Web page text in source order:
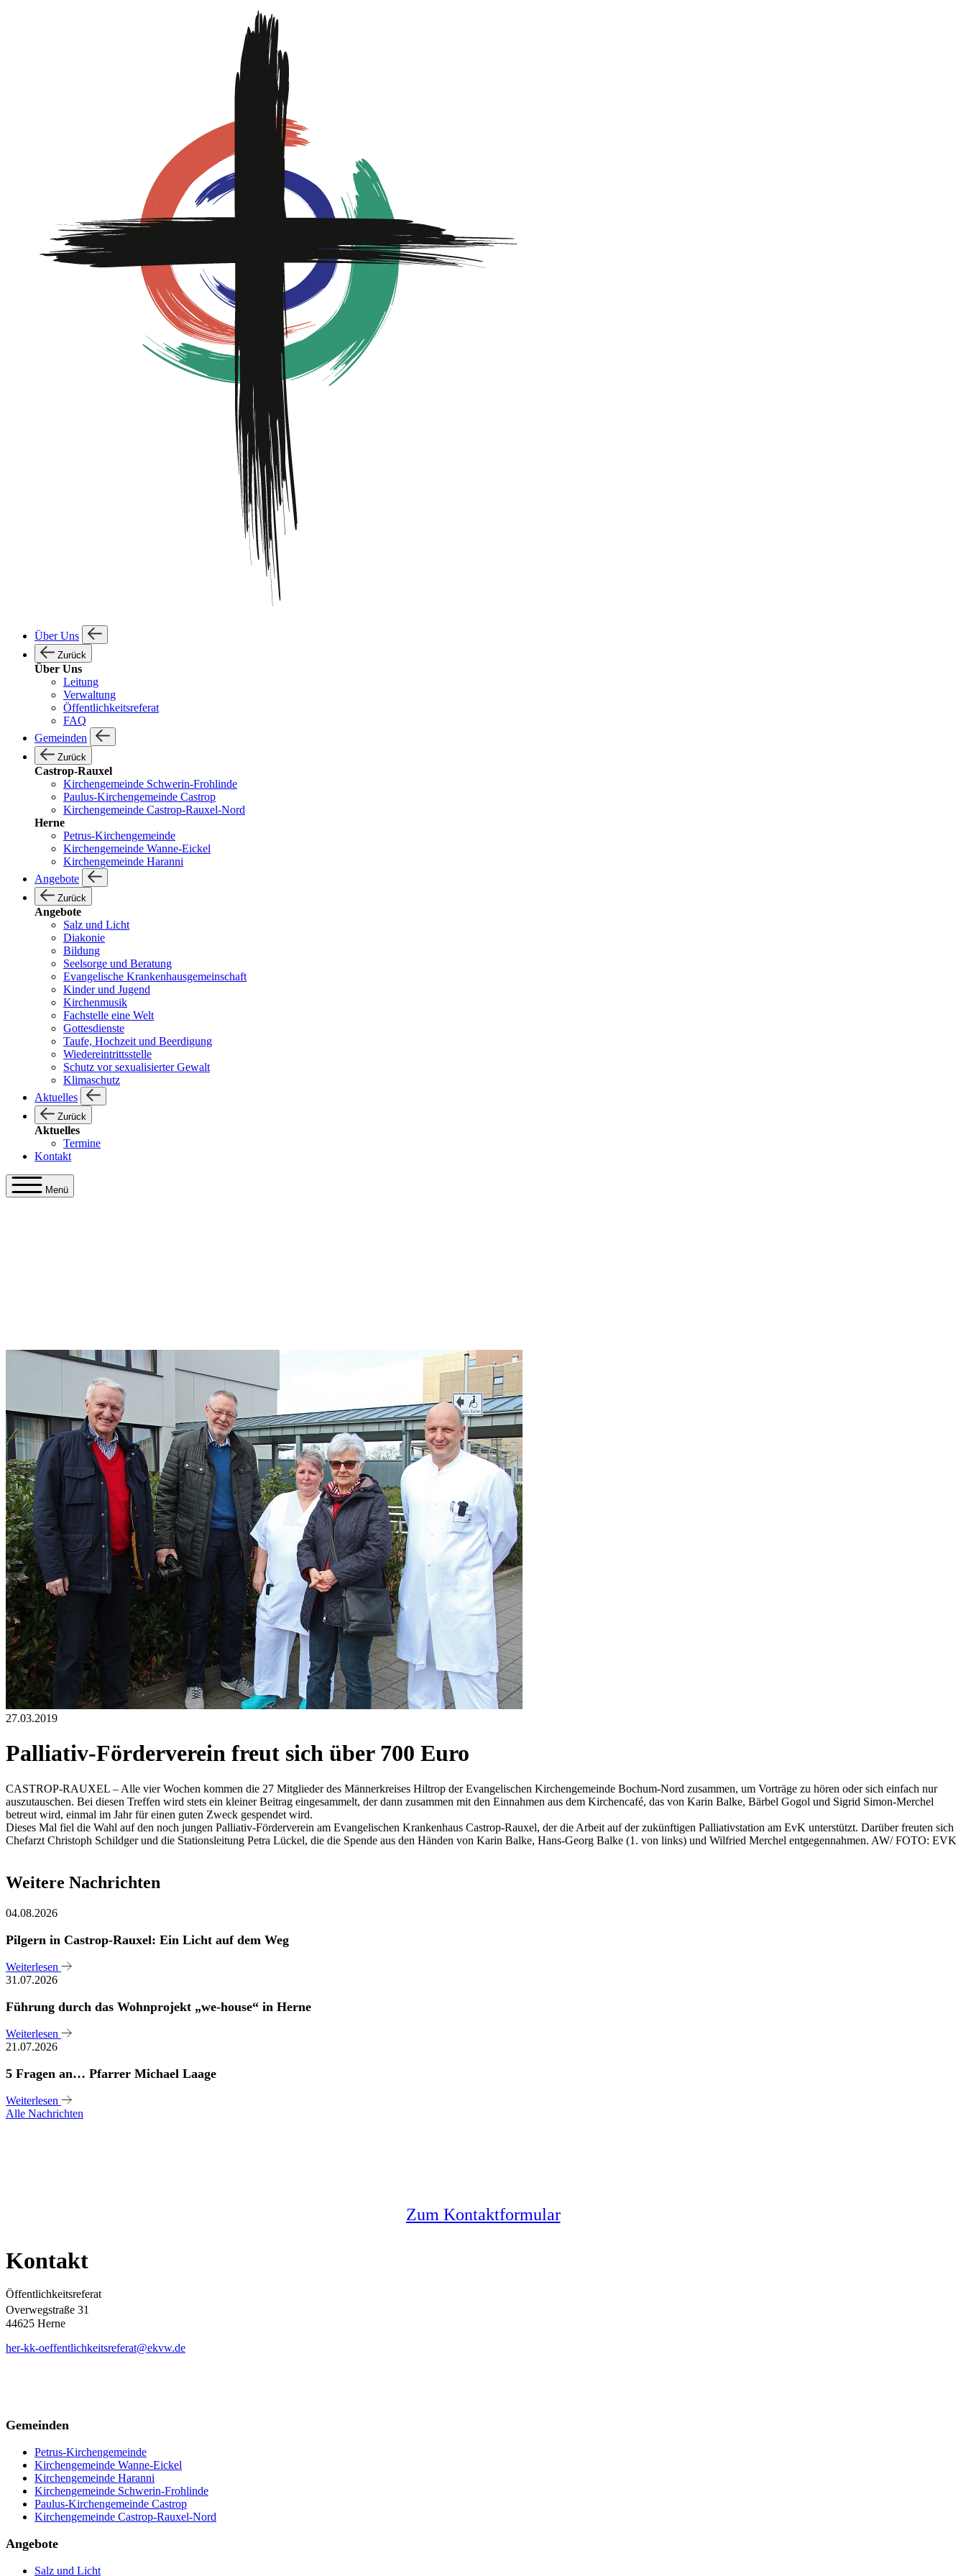
Über Uns
Zurück
Über Uns
Leitung
Verwaltung
Öffentlichkeitsreferat
FAQ
Gemeinden
Zurück
Castrop-Rauxel
Kirchengemeinde Schwerin-Frohlinde
Paulus-Kirchengemeinde Castrop
Kirchengemeinde Castrop-Rauxel-Nord
Herne
Petrus-Kirchengemeinde
Kirchengemeinde Wanne-Eickel
Kirchengemeinde Haranni
Angebote
Zurück
Angebote
Salz und Licht
Diakonie
Bildung
Seelsorge und Beratung
Evangelische Krankenhausgemeinschaft
Kinder und Jugend
Kirchenmusik
Fachstelle eine Welt
Gottesdienste
Taufe, Hochzeit und Beerdigung
Wiedereintrittsstelle
Schutz vor sexualisierter Gewalt
Klimaschutz
Aktuelles
Zurück
Aktuelles
Termine
Kontakt
Menü
27.03.2019
Palliativ-Förderverein freut sich über 700 Euro
CASTROP-RAUXEL – Alle vier Wochen kommen die 27 Mitglieder des Männerkreises Hiltrop der Evangelischen Kirchengemeinde Bochum-Nord zusammen, um Vorträge zu hören oder sich einfach nur
auszutauschen. Bei diesen Treffen wird stets ein kleiner Beitrag eingesammelt, der dann zusammen mit den Einnahmen aus dem Kirchencafé, das von Karin Balke, Bärbel Gogol und Sigrid Simon-Merchel
betreut wird, einmal im Jahr für einen guten Zweck gespendet wird.
Dieses Mal fiel die Wahl auf den noch jungen Palliativ-Förderverein am Evangelischen Krankenhaus Castrop-Rauxel, der die Arbeit auf der zukünftigen Palliativstation am EvK unterstützt. Darüber freuten sich
Chefarzt Christoph Schildger und die Stationsleitung Petra Lückel, die die Spende aus den Händen von Karin Balke, Hans-Georg Balke (1. von links) und Wilfried Merchel entgegennahmen. AW/ FOTO: EVK
Weitere Nachrichten
04.08.2026
Pilgern in Castrop-Rauxel: Ein Licht auf dem Weg
Weiterlesen
31.07.2026
Führung durch das Wohnprojekt „we-house“ in Herne
Weiterlesen
21.07.2026
5 Fragen an… Pfarrer Michael Laage
Weiterlesen
Alle Nachrichten
Zum Kontaktformular
Kontakt
Öffentlichkeitsreferat
Overwegstraße 31
44625 Herne
her-kk-oeffentlichkeitsreferat@ekvw.de
Gemeinden
Petrus-Kirchengemeinde
Kirchengemeinde Wanne-Eickel
Kirchengemeinde Haranni
Kirchengemeinde Schwerin-Frohlinde
Paulus-Kirchengemeinde Castrop
Kirchengemeinde Castrop-Rauxel-Nord
Angebote
Salz und Licht